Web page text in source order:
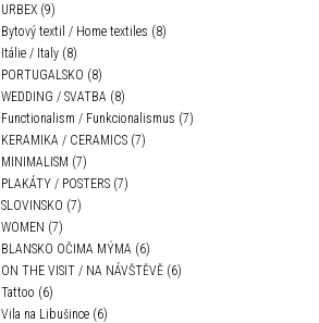
URBEX (9)
Bytový textil / Home textiles (8)
Itálie / Italy (8)
PORTUGALSKO (8)
WEDDING / SVATBA (8)
Functionalism / Funkcionalismus (7)
KERAMIKA / CERAMICS (7)
MINIMALISM (7)
PLAKÁTY / POSTERS (7)
SLOVINSKO (7)
WOMEN (7)
BLANSKO OČIMA MÝMA (6)
ON THE VISIT / NA NÁVŠTĚVĚ (6)
Tattoo (6)
Vila na Libušince (6)